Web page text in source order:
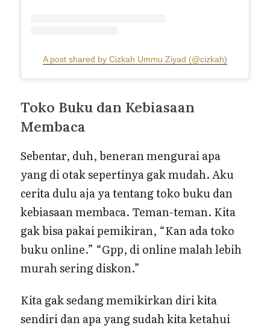
A post shared by Cizkah Ummu Ziyad (@cizkah)
Toko Buku dan Kebiasaan
Membaca
Sebentar, duh, beneran mengurai apa
yang di otak sepertinya gak mudah. Aku
cerita dulu aja ya tentang toko buku dan
kebiasaan membaca. Teman-teman. Kita
gak bisa pakai pemikiran, “Kan ada toko
buku online.” “Gpp, di online malah lebih
murah sering diskon.”
Kita gak sedang memikirkan diri kita
sendiri dan apa yang sudah kita ketahui